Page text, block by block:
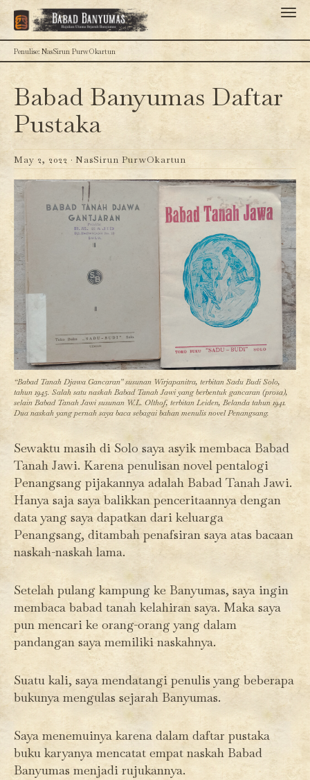
Penulise: NasSirun PurwOkartun
Babad Banyumas Daftar
Pustaka
May 2, 2022 · NasSirun PurwOkartun
“Babad Tanah Djawa Gancaran” susunan Wirjapanitra, terbitan Sadu Budi Solo,
tahun 1945. Salah satu naskah Babad Tanah Jawi yang berbentuk gancaran (prosa),
selain Babad Tanah Jawi susunan W.L. Olthof, terbitan Leiden, Belanda tahun 1941.
Dua naskah yang pernah saya baca sebagai bahan menulis novel Penangsang.
Sewaktu masih di Solo saya asyik membaca Babad
Tanah Jawi. Karena penulisan novel pentalogi
Penangsang pijakannya adalah Babad Tanah Jawi.
Hanya saja saya balikkan penceritaannya dengan
data yang saya dapatkan dari keluarga
Penangsang, ditambah penafsiran saya atas bacaan
naskah-naskah lama.
Setelah pulang kampung ke Banyumas, saya ingin
membaca babad tanah kelahiran saya. Maka saya
pun mencari ke orang-orang yang dalam
pandangan saya memiliki naskahnya.
Suatu kali, saya mendatangi penulis yang beberapa
bukunya mengulas sejarah Banyumas.
Saya menemuinya karena dalam daftar pustaka
buku karyanya mencatat empat naskah Babad
Banyumas menjadi rujukannya.